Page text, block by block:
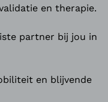
en therapie.
partner bij jou in
en blijvende